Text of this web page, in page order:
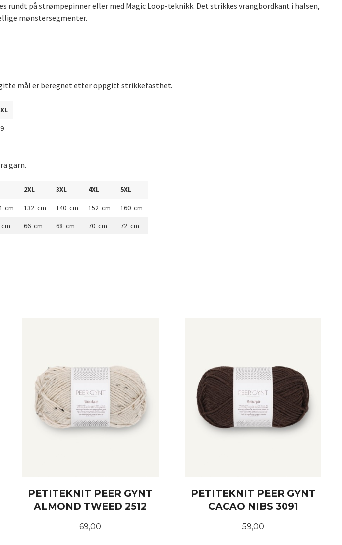
rundt på strømpepinner eller med Magic Loop-teknikk. Det strikkes vrangbordkant i halsen,
mønstersegmenter.
mål er beregnet etter oppgitt strikkefasthet.
garn.
2XL 3XL 4XL 5XL
cm 132 cm 140 cm 152 cm
160 cm
66 cm 68 cm 70 cm 72 cm
PETITEKNIT PEER GYNT
ALMOND TWEED 2512
Pris
69,00
PETITEKNIT PEER GYNT
CACAO NIBS 3091
Pris
59,00